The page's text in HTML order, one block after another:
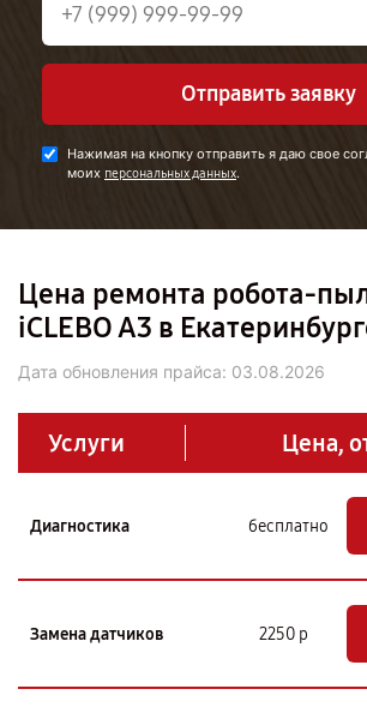
Отправить заявку
Нажимая на кнопку отправить я даю свое
моих персональных данных.
Цена ремонта робота-
iCLEBO A3 в
Дата обновления прайса: 03.08.2026
Услуги Цена,
Диагностика бесплатно
Замена датчиков 2250 р